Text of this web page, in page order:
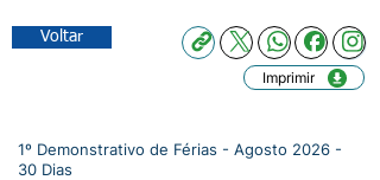
Voltar
Imprimir
1º Demonstrativo de Férias - Agosto 2026 -
30 Dias